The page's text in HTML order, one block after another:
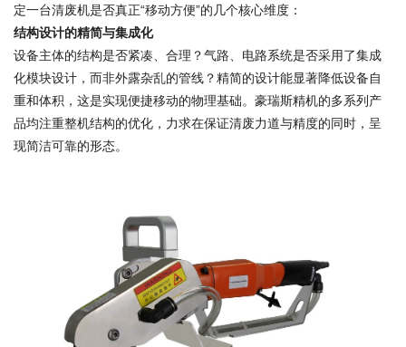
定一台清废机是否真正“移动方便”的几个核心维度：
结构设计的精简与集成化
设备主体的结构是否紧凑、合理？气路、电路系统是否采用了集成
化模块设计，而非外露杂乱的管线？精简的设计能显著降低设备自
重和体积，这是实现便捷移动的物理基础。豪瑞斯精机的多系列产
品均注重整机结构的优化，力求在保证清废力道与精度的同时，呈
现简洁可靠的形态。